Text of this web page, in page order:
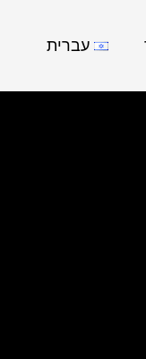
עברית